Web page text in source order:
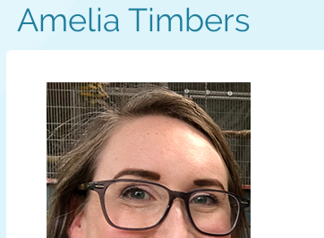
Amelia Timbers